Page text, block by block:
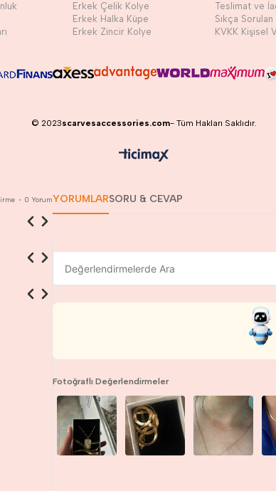
Erkek Çelik Kolye
Erkek Halka Küpe
Erkek Zincir Kolye
Teslimat ve
Sıkça
KVKK Kişisel
© 2023scarvesaccessories.com- Tüm Hakları Saklıdır.
• 0 YorumYORUMLARSORU & CEVAP
Fotoğraflı Değerlendirmeler